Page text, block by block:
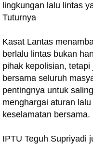
lingkungan lalu lintas
Tuturnya
Kasat Lantas
berlalu lintas bukan
pihak kepolisian,
bersama seluruh
pentingnya untuk
menghargai aturan
keselamatan bersama.
IPTU Teguh Supriyadi